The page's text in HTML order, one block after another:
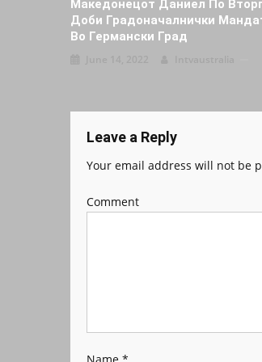
Македонецот Даниел По
Доби Градоначалнички
Во Германски Град
Leave a Reply
Your email address will not be
Comment